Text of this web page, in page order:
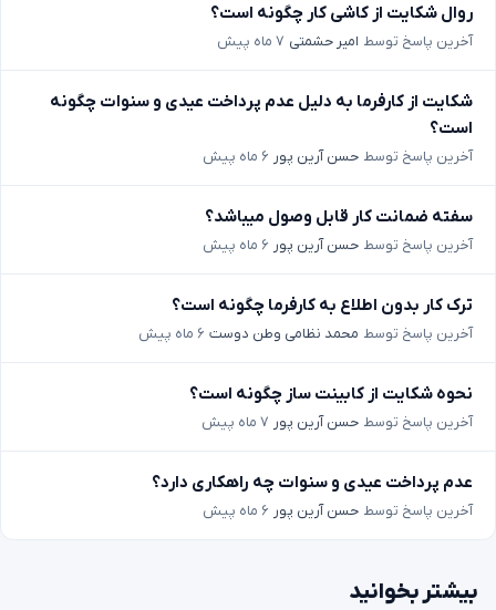
روال شکایت از کاشی کار چگونه است؟
آخرین پاسخ توسط امیر حشمتی ۷ ماه پیش
شکایت از کارفرما به دلیل عدم پرداخت عیدی و سنوات چگونه
است؟
آخرین پاسخ توسط حسن آرین پور ۶ ماه پیش
سفته ضمانت کار قابل وصول میباشد؟
آخرین پاسخ توسط حسن آرین پور ۶ ماه پیش
ترک کار بدون اطلاع به کارفرما چگونه است؟
آخرین پاسخ توسط محمد نظامی وطن دوست ۶ ماه پیش
نحوه شکایت از کابینت ساز چگونه است؟
آخرین پاسخ توسط حسن آرین پور ۷ ماه پیش
عدم پرداخت عیدی و سنوات چه راهکاری دارد؟
آخرین پاسخ توسط حسن آرین پور ۶ ماه پیش
بیشتر بخوانید